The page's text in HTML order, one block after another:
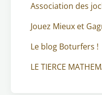
Association des
Jouez Mieux et
Le blog Boturfers !
LE TIERCE